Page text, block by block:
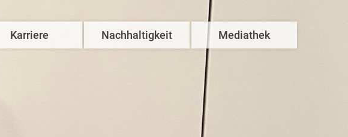
Karriere Nachhaltigkeit Mediathek
Azubis & Studis